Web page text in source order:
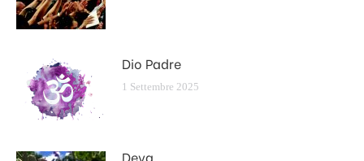
Dio Padre
1 Settembre 2025
Deva